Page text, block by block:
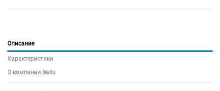
Описание
Характеристики
О компании Ballu